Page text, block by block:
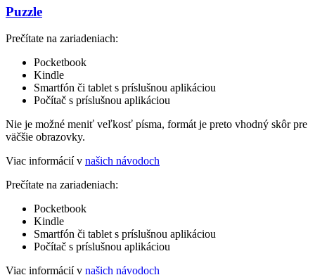
Puzzle
Prečítate na zariadeniach:
Pocketbook
Kindle
Smartfón či tablet s príslušnou aplikáciou
Počítač s príslušnou aplikáciou
Nie je možné meniť veľkosť písma, formát je preto vhodný skôr pre
väčšie obrazovky.
Viac informácií v našich návodoch
Prečítate na zariadeniach:
Pocketbook
Kindle
Smartfón či tablet s príslušnou aplikáciou
Počítač s príslušnou aplikáciou
Viac informácií v našich návodoch